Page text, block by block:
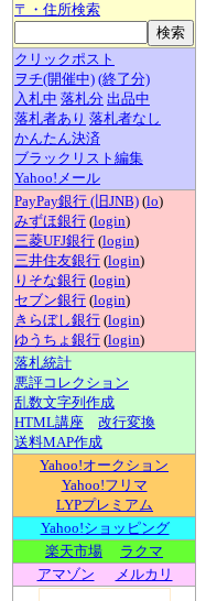
〒・住所検索
クリックポスト
ヲチ(開催中) (終了分)
入札中 落札分 出品中
落札者あり 落札者なし
かんたん決済
ブラックリスト編集
Yahoo!メール
PayPay銀行 (旧JNB) (lo)
みずほ銀行 (login)
三菱UFJ銀行 (login)
三井住友銀行 (login)
りそな銀行 (login)
セブン銀行 (login)
きらぼし銀行 (login)
ゆうちょ銀行 (login)
落札統計
悪評コレクション
乱数文字列作成
HTML講座
改行変換
送料MAP作成
Yahoo!オークション
Yahoo!フリマ
LYPプレミアム
Yahoo!ショッピング
楽天市場
ラクマ
アマゾン
メルカリ